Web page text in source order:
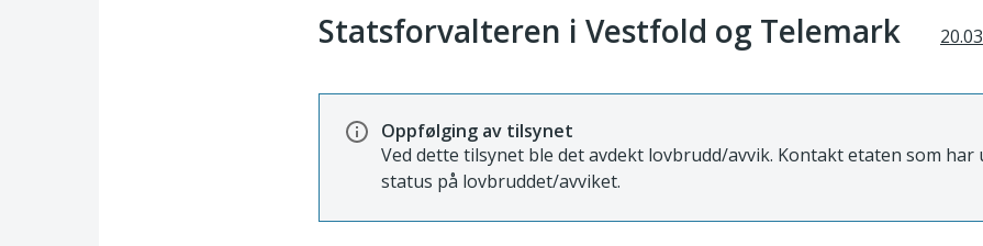
Statsforvalteren i Vestfold og Telemark
Oppfølging av tilsynet
Ved dette tilsynet ble det avdekt lovbrudd/avvik. Kontakt etaten som
status på lovbruddet/avviket.